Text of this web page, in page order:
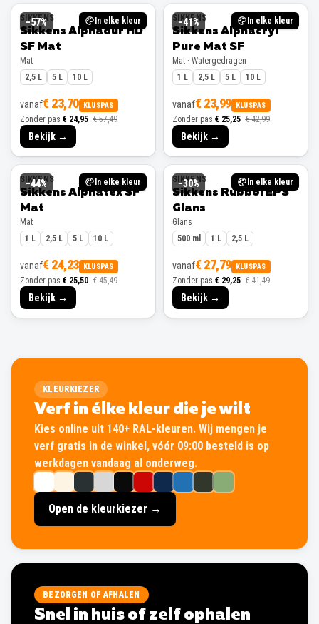
−57% In elke kleur
SIKKENS
Sikkens Alphadur HD
SF Mat
Mat
2,5 L
5 L 10 L
vanaf€ 23,70 KLUSPAS
Zonder pas € 24,95 € 57,49
Bekijk →
−41% In elke kleur
SIKKENS
Sikkens Alphacryl
Pure Mat SF
Mat · Watergedragen
1 L
2,5 L 5 L 10 L
vanaf€ 23,99 KLUSPAS
Zonder pas € 25,25 € 42,99
Bekijk →
−44% In elke kleur
SIKKENS
Sikkens Alphatex SF
Mat
Mat
1 L
2,5 L 5 L 10 L
vanaf€ 24,23 KLUSPAS
Zonder pas € 25,50 € 45,49
Bekijk →
−30% In elke kleur
SIKKENS
Sikkens Rubbol EPS
Glans
Glans
500 ml
1 L 2,5 L
vanaf€ 27,79 KLUSPAS
Zonder pas € 29,25 € 41,49
Bekijk →
KLEURKIEZER
Verf in élke kleur die je wilt
Kies online uit 140+ RAL-kleuren. Wij mengen je
verf gratis in de winkel, vóór 09:00 besteld is op
werkdagen vandaag al onderweg.
Open de kleurkiezer →
BEZORGEN OF AFHALEN
Snel in huis of zelf ophalen